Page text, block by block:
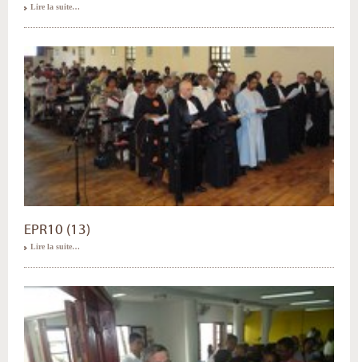
Lire la suite…
EPR10 (13)
Lire la suite…